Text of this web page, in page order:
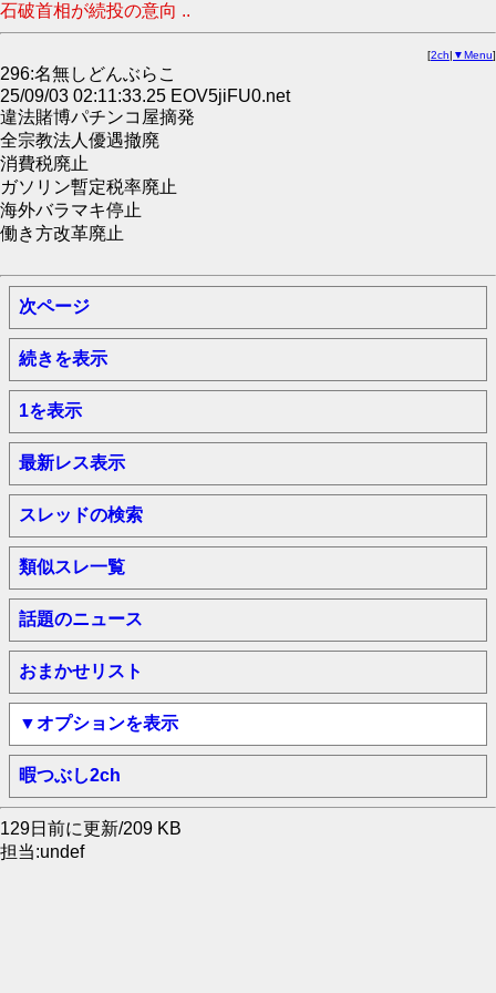
石破首相が続投の意向 ..
[2ch| ▼Menu]
296:名無しどんぶらこ
25/09/03 02:11:33.25 EOV5jiFU0.net
違法賭博パチンコ屋摘発
全宗教法人優遇撤廃
消費税廃止
ガソリン暫定税率廃止
海外バラマキ停止
働き方改革廃止
次ページ
続きを表示
1を表示
最新レス表示
スレッドの検索
類似スレ一覧
話題のニュース
おまかせリスト
▼オプションを表示
暇つぶし2ch
129日前に更新/209 KB
担当:undef